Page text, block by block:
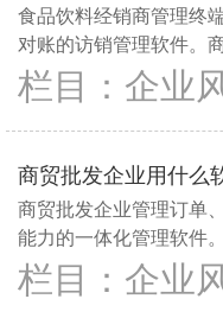
食品饮料经销商管理终
对账的访销管理软件。
客户。
栏目： 企业
商贸批发企业用什么
商贸批发企业管理订单
能力的一体化管理软件
理需求的经销商。
栏目： 企业